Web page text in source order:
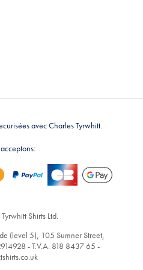
avec Charles Tyrwhitt.
Shirts Ltd.
(level 5), 105 Sumner Street,
- T.V.A. 818 8437 65 -